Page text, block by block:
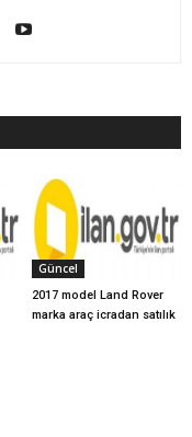
Güncel
2017 model Land Rover
marka araç icradan satılık